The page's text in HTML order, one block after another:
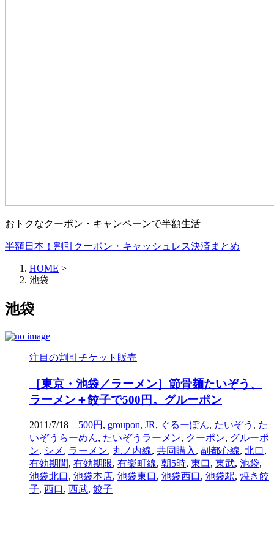
おトクなクーポン・キャンペーンで半額生活
半額日本！割引クーポン・キャッシュレス決済まとめ
HOME >
池袋
池袋
注目の割引チケット販売
［東京・池袋／ラーメン］節骨麺たいぞう、
ラーメン＋餃子で500円。グルーポン
2011/7/18 500円 , groupon, JR, ぐるーぽん, たいぞう , た
いぞうらーめん, たいぞうラーメン, クーポン, グルーポ
ン, シメ , ラーメン, 丸ノ内線, 共同購入 , 副都心線, 北口,
有効期間, 有効期限, 有楽町線, 朝5時, 東口, 東武, 池袋,
池袋北口, 池袋本店, 池袋東口, 池袋西口, 池袋駅, 焼き餃
子, 西口, 西武, 餃子